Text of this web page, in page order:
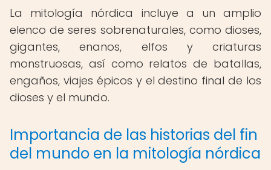
La mitología nórdica incluye a un amplio
elenco de seres sobrenaturales, como dioses,
gigantes, enanos, elfos y criaturas
monstruosas, así como relatos de batallas,
engaños, viajes épicos y el destino final de los
dioses y el mundo.
Importancia de las historias del fin
del mundo en la mitología nórdica